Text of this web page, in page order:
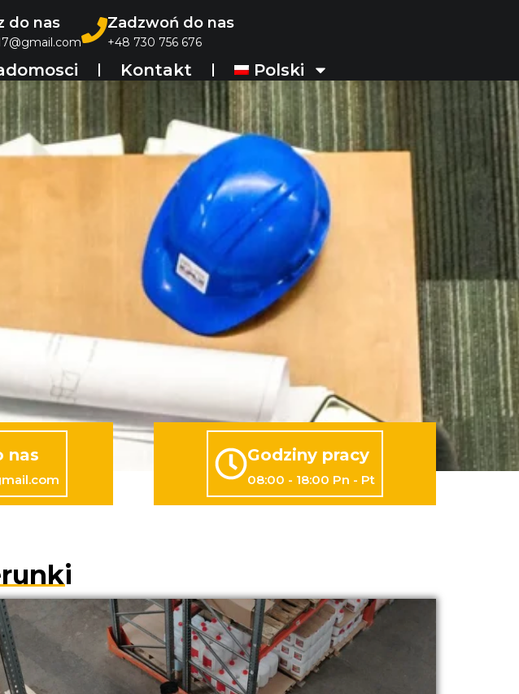
do nas Zadzwoń do nas
+48 730 756 676
Kontakt Polski
nas Godziny pracy
08:00 - 18:00 Pn - Pt